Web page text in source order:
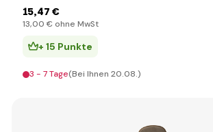
15,47 €
13,00 € ohne MwSt
+ 15 Punkte
3 - 7 Tage(Bei Ihnen 20.08.)